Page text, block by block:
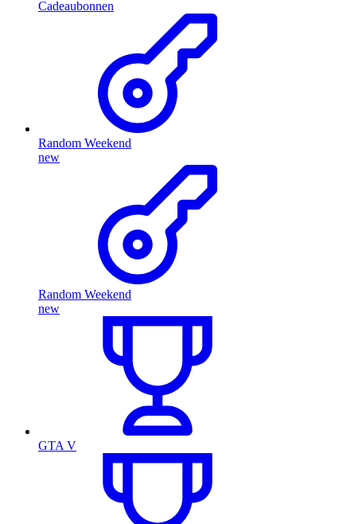
Cadeaubonnen
Random Weekend
new
Random Weekend
new
GTA V